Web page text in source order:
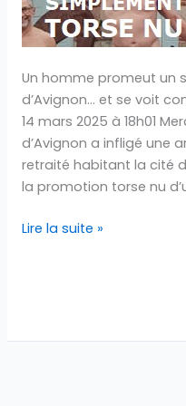
Un homme promeut un
d’Avignon… et se voit
14 mars 2025 à 18h01
d’Avignon a infligé une
retraité habitant la cité
la promotion torse nu
nu
d’un
spectacle…
et
se
voit
condamner
Lire la suite »